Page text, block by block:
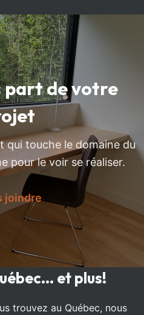
part de votre
qui touche le domaine du
pour le voir se réaliser.
joindre
et plus!
trouvez au Québec, nous